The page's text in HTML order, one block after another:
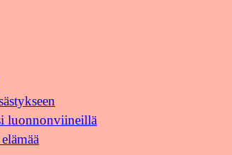
luonnonviineillä